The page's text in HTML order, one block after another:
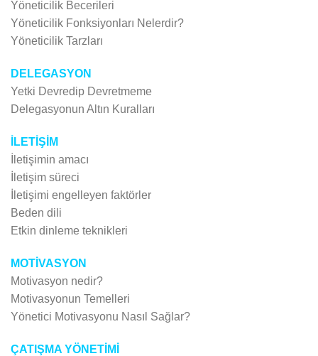
Yöneticilik Becerileri
Yöneticilik Fonksiyonları Nelerdir?
Yöneticilik Tarzları
DELEGASYON
Yetki Devredip Devretmeme
Delegasyonun Altın Kuralları
İLETİŞİM
İletişimin amacı
İletişim süreci
İletişimi engelleyen faktörler
Beden dili
Etkin dinleme teknikleri
MOTİVASYON
Motivasyon nedir?
Motivasyonun Temelleri
Yönetici Motivasyonu Nasıl Sağlar?
ÇATIŞMA YÖNETİMİ